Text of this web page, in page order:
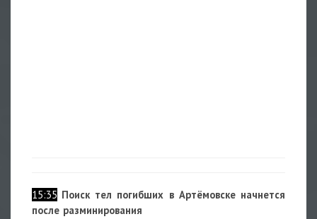
15:35 Поиск тел погибших в Артёмовске начнется
после разминирования